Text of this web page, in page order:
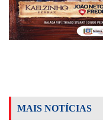
MAIS NOTÍCIAS